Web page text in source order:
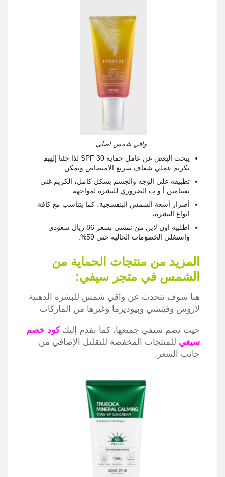
واقي شمس اصلي
يبحث البعض عن عامل حماية SPF 30 لذا جئنا إليهم
بكريم عملي شفاف سريع الامتصاص ويمكن
تطبيقه على الوجه والجسم بشكل كامل، الكريم غني
بفيتامين أ و ب الضروري للبشرة لمواجهة
أضرار أشعة الشمس البنفسجية، كما يتناسب مع كافة
انواع البشرة،
اطلبيه اون لاين من نمشي بسعر 86 ريال سعودي
واستغلي الخصومات الحالية حتي 59%.
المزيد من منتجات الحماية من
الشمس في متجر سيفي:
هنا سوف نتحدث عن واقي شمس للبشرة الدهنية
لاروش وفيتشي وبيوديرما وغيرها من الماركات
حيث يضم سيفي جميعها، كما نقدم إليككود خصم
سيفي للمنتجات المخفضة للتقليل الإضافي من
جانب السعر.